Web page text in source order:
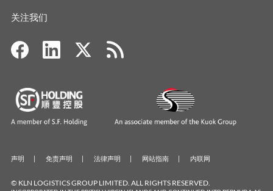
关注我们
© KLN LOGISTICS GROUP LIMITED. ALL RIGHTS RESERVED.
声明 免责声明 法律声明 网站指南 内联网